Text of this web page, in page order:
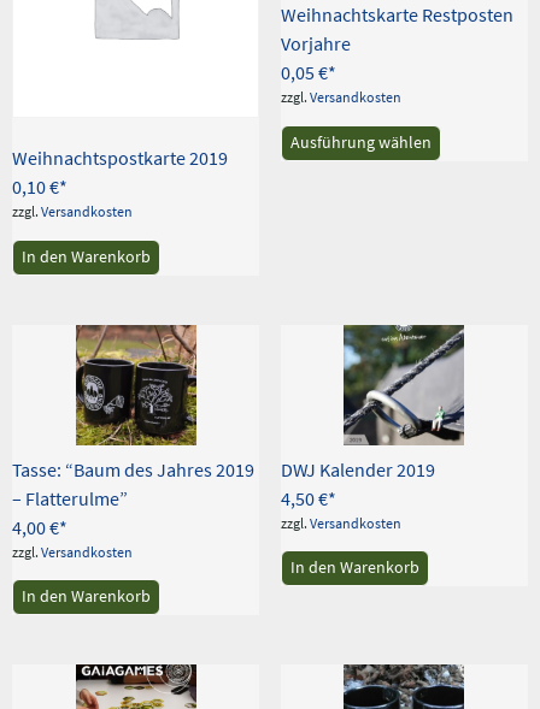
Weihnachtspostkarte 2019
0,10€
zzgl. Versandkosten
In den Warenkorb
Weihnachtskarte Restposten
Vorjahre
0,05€
zzgl. Versandkosten
Ausführung wählen
auf
der
gewählt
werden
Tasse: “Baum des Jahres 2019
– Flatterulme”
4,00€
zzgl. Versandkosten
In den Warenkorb
DWJ Kalender 2019
4,50€
zzgl. Versandkosten
In den Warenkorb